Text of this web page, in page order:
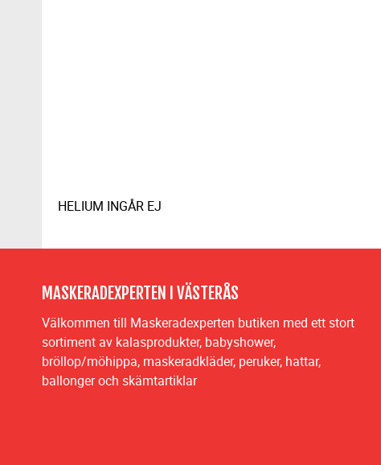
HELIUM INGÅR EJ
MASKERADEXPERTEN I VÄSTERÅS
Välkommen till Maskeradexperten butiken med ett stort
sortiment av kalasprodukter, babyshower,
bröllop/möhippa, maskeradkläder, peruker, hattar,
ballonger och skämtartiklar